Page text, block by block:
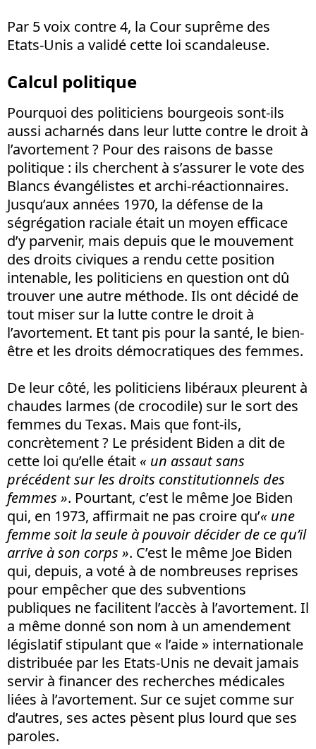
Par 5 voix contre 4, la Cour suprême des
Etats-Unis a validé cette loi scandaleuse.
Calcul politique
Pourquoi des politiciens bourgeois sont-ils
aussi acharnés dans leur lutte contre le droit à
l’avortement ? Pour des raisons de basse
politique : ils cherchent à s’assurer le vote des
Blancs évangélistes et archi-réactionnaires.
Jusqu’aux années 1970, la défense de la
ségrégation raciale était un moyen efficace
d’y parvenir, mais depuis que le mouvement
des droits civiques a rendu cette position
intenable, les politiciens en question ont dû
trouver une autre méthode. Ils ont décidé de
tout miser sur la lutte contre le droit à
l’avortement. Et tant pis pour la santé, le bien-
être et les droits démocratiques des femmes.
De leur côté, les politiciens libéraux pleurent à
chaudes larmes (de crocodile) sur le sort des
femmes du Texas. Mais que font-ils,
concrètement ? Le président Biden a dit de
cette loi qu’elle était « un assaut sans
précédent sur les droits constitutionnels des
femmes ». Pourtant, c’est le même Joe Biden
qui, en 1973, affirmait ne pas croire qu’« une
femme soit la seule à pouvoir décider de ce qu’il
arrive à son corps ». C’est le même Joe Biden
qui, depuis, a voté à de nombreuses reprises
pour empêcher que des subventions
publiques ne facilitent l’accès à l’avortement. Il
a même donné son nom à un amendement
législatif stipulant que « l’aide » internationale
distribuée par les Etats-Unis ne devait jamais
servir à financer des recherches médicales
liées à l’avortement. Sur ce sujet comme sur
d’autres, ses actes pèsent plus lourd que ses
paroles.